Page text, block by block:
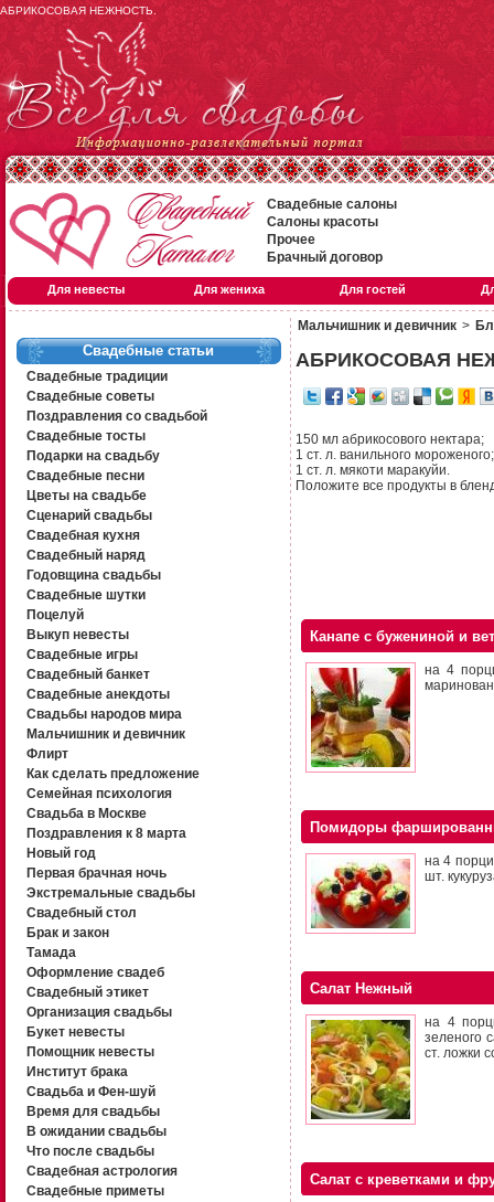
АБРИКОСОВАЯ НЕЖНОСТЬ.
Свадебные салоны
Салоны красоты
Прочее
Брачный договор
Для невесты Для жениха Для гостей
Свадебные статьи
Свадебные традиции
Свадебные советы
Поздравления со свадьбой
Свадебные тосты
Подарки на свадьбу
Свадебные песни
Цветы на свадьбе
Сценарий свадьбы
Свадебная кухня
Свадебный наряд
Годовщина свадьбы
Свадебные шутки
Поцелуй
Выкуп невесты
Свадебные игры
Свадебный банкет
Свадебные анекдоты
Свадьбы народов мира
Мальчишник и девичник
Флирт
Как сделать предложение
Семейная психология
Свадьба в Москве
Поздравления к 8 марта
Новый год
Первая брачная ночь
Экстремальные свадьбы
Свадебный стол
Брак и закон
Тамада
Оформление свадеб
Свадебный этикет
Организация свадьбы
Букет невесты
Помощник невесты
Институт брака
Свадьба и Фен-шуй
Время для свадьбы
В ожидании свадьбы
Что после свадьбы
Свадебная астрология
Свадебные приметы
Мальчишник и девичник >
АБРИКОСОВАЯ
150 мл абрикосового нектара;
1 ст. л. ванильного мороженого;
1 ст. л. мякоти маракуйи.
Положите все продукты в
Канапе с бужениной и
на 4
Помидоры
на 4
шт.
Салат Нежный
на 4
зеленого
ст. ложки
Салат с креветками и